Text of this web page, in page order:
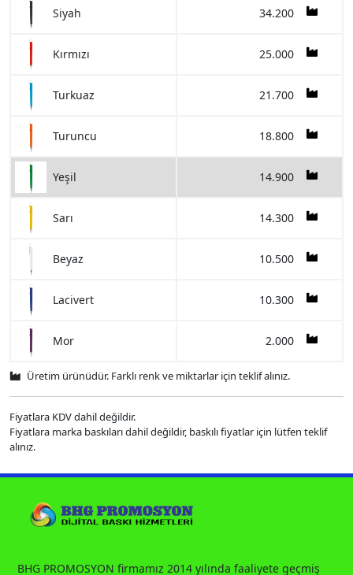
Siyah 34.200
Kırmızı 25.000
Turkuaz 21.700
Turuncu 18.800
Yeşil 14.900
Sarı 14.300
Beyaz 10.500
Lacivert 10.300
Mor 2.000
Üretim ürünüdür. Farklı renk ve miktarlar için teklif alınız.
Fiyatlara KDV dahil değildir.
Fiyatlara marka baskıları dahil değildir, baskılı fiyatlar için lütfen teklif
alınız.
BHG PROMOSYON firmamız 2014 yılında faaliyete geçmiş